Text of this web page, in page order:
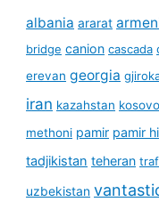
albania ararat
bridge canion cascada
erevan georgia
iran kazahstan kosovo
methoni pamir pamir
tadjikistan teheran
uzbekistan